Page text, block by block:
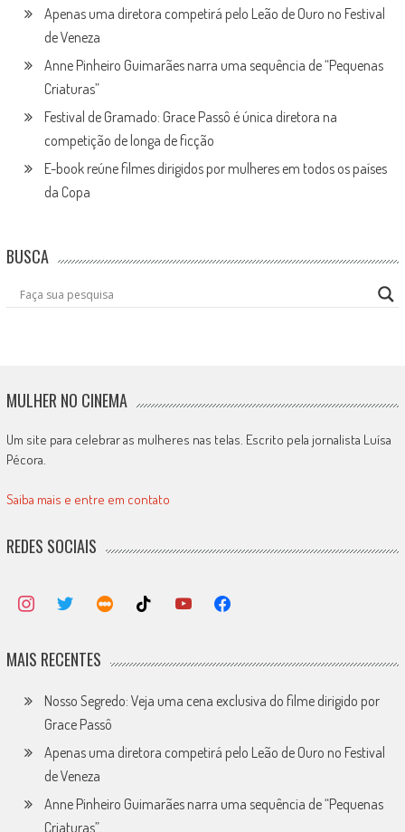
Apenas uma diretora competirá pelo Leão de Ouro no Festival
de Veneza
Anne Pinheiro Guimarães narra uma sequência de “Pequenas
Criaturas”
Festival de Gramado: Grace Passô é única diretora na
competição de longa de ficção
E-book reúne filmes dirigidos por mulheres em todos os países
da Copa
BUSCA
MULHER NO CINEMA
Um site para celebrar as mulheres nas telas. Escrito pela jornalista Luísa
Pécora.
Saiba mais e entre em contato
REDES SOCIAIS
MAIS RECENTES
Nosso Segredo: Veja uma cena exclusiva do filme dirigido por
Grace Passô
Apenas uma diretora competirá pelo Leão de Ouro no Festival
de Veneza
Anne Pinheiro Guimarães narra uma sequência de “Pequenas
Criaturas”